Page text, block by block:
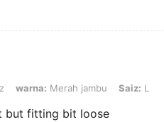
Merah jambu, Saiz: L
warna: Merah jambu Saiz: L
but fitting bit loose